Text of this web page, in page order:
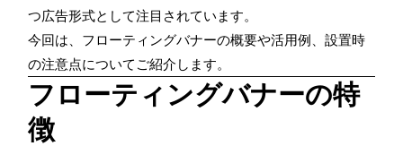
つ広告形式として注目されています。
今回は、フローティングバナーの概要や活用例、設置時
の注意点についてご紹介します。
フローティングバナーの特
徴